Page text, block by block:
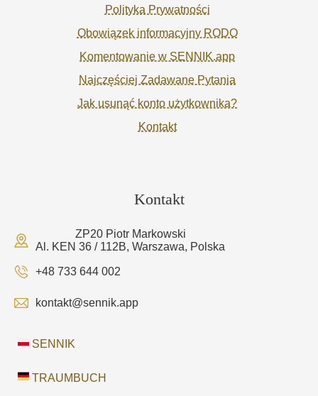
Polityka Prywatności
Obowiązek informacyjny RODO
Komentowanie w SENNIK.app
Najczęściej Zadawane Pytania
Jak usunąć konto użytkownika?
Kontakt
Kontakt
ZP20 Piotr Markowski
Al. KEN 36 / 112B, Warszawa, Polska
+48 733 644 002
kontakt@sennik.app
SENNIK
TRAUMBUCH